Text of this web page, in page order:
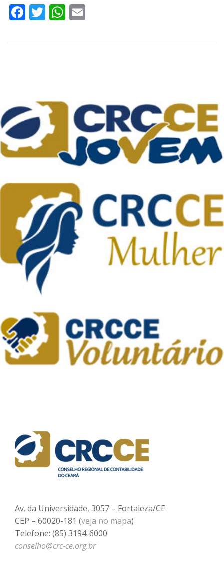
Facebook
TwitterWhatsApp
Av. da Universidade, 3057 – Fortaleza/CE
CEP – 60020-181 (veja no mapa)
Telefone: (85) 3194-6000
conselho@crc-ce.org.br